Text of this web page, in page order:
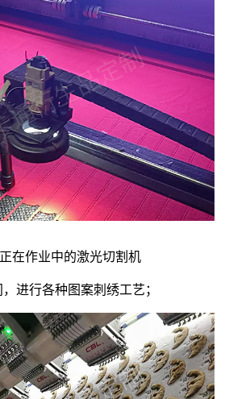
在作业中的激光切割机
进行各种图案刺绣工艺；